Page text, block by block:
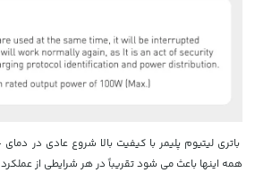
همه اینها باعث می شود تقریباً در هر شرایطی از